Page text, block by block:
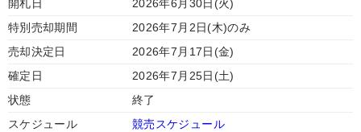
開札日
2026年6月30日(火)
特別売却期間
2026年7月2日(木)のみ
売却決定日
2026年7月17日(金)
確定日
2026年7月25日(土)
状態
終了
スケジュール
競売スケジュール